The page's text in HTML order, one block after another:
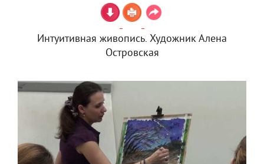
Интуитивная живопись. Художник Алена
Островская